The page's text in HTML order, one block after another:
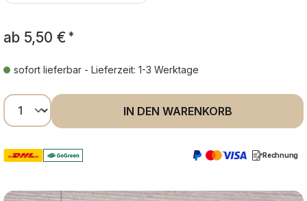
ab 5,50 € *
sofort lieferbar - Lieferzeit: 1-3 Werktage
Produkt Anzahl: Gib den gewünschten
IN DEN WARENKORB
Rechnung